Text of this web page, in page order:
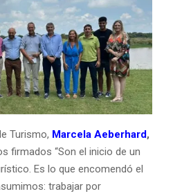
Turismo, Marcela Aeberhard,
firmados “Son el inicio de un
Es lo que encomendó el
trabajar por